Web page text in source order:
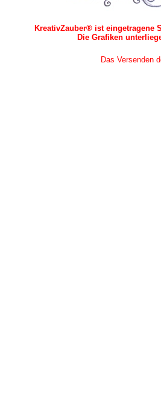
KreativZauber® ist eingetragene
Die Grafiken
Das Versenden